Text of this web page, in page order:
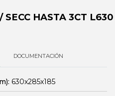
SECC HASTA 3CT L630
DOCUMENTACIÓN
630x285x185